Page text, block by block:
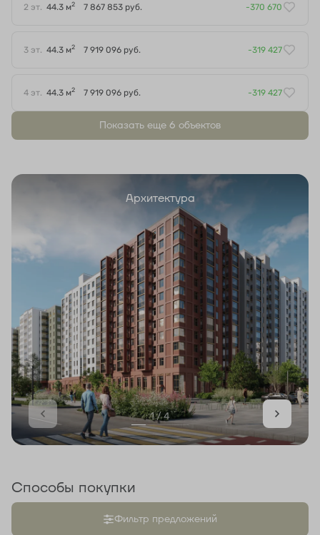
2 эт. 44.3 м2 7 867 853 руб. -370 670
3 эт. 44.3 м2 7 919 096 руб. -319 427
4 эт. 44.3 м2 7 919 096 руб. -319 427
Показать еще 6 объектов
Архитектура
1 / 4
Способы покупки
Фильтр предложений